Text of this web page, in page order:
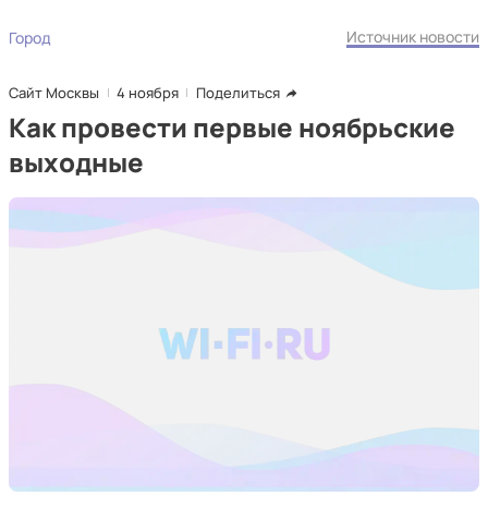
Город Источник новости
Сайт Москвы 4 ноября Поделиться
Как провести первые ноябрьские
выходные